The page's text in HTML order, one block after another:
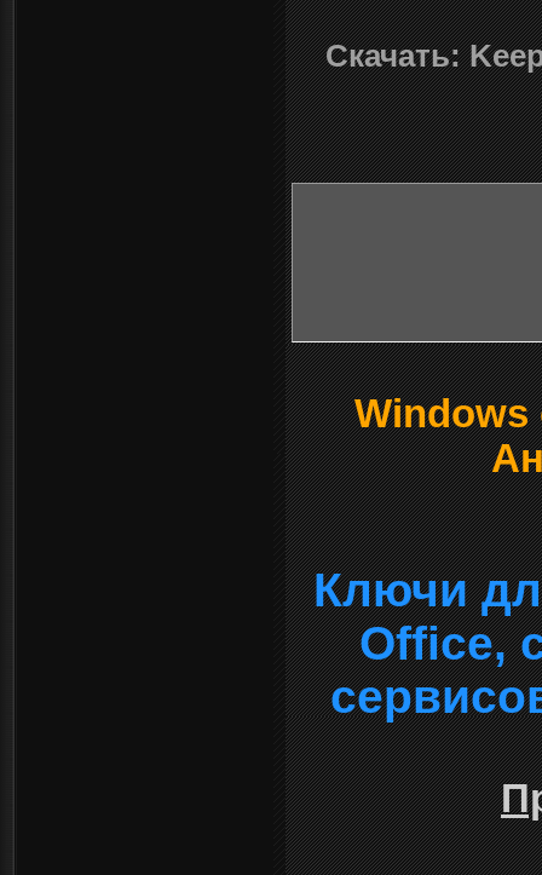
Скачать:
Windows
Ключи
Office,